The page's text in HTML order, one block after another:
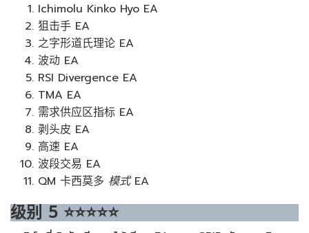
Ichimolu Kinko Hyo EA
狙击手 EA
之字形道氏理论 EA
波动 EA
RSI Divergence EA
TMA EA
需求供应区指标 EA
剥头皮 EA
高速 EA
波段交易 EA
QM 卡西莫多 模式EA
级别 5⭐⭐⭐⭐⭐